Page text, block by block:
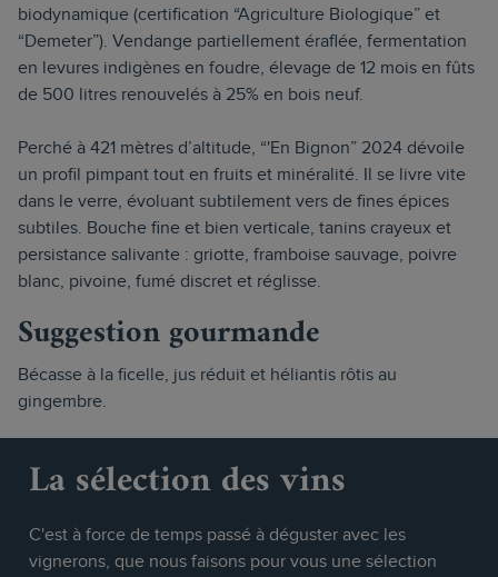
biodynamique (certification “Agriculture Biologique” et
“Demeter”). Vendange partiellement éraflée, fermentation
en levures indigènes en foudre, élevage de 12 mois en fûts
de 500 litres renouvelés à 25% en bois neuf.
Perché à 421 mètres d’altitude, “'En Bignon” 2024 dévoile
un profil pimpant tout en fruits et minéralité. Il se livre vite
dans le verre, évoluant subtilement vers de fines épices
subtiles. Bouche fine et bien verticale, tanins crayeux et
persistance salivante : griotte, framboise sauvage, poivre
blanc, pivoine, fumé discret et réglisse.
Suggestion gourmande
Bécasse à la ficelle, jus réduit et héliantis rôtis au
gingembre.
La sélection des vins
C'est à force de temps passé à déguster avec les
vignerons, que nous faisons pour vous une sélection